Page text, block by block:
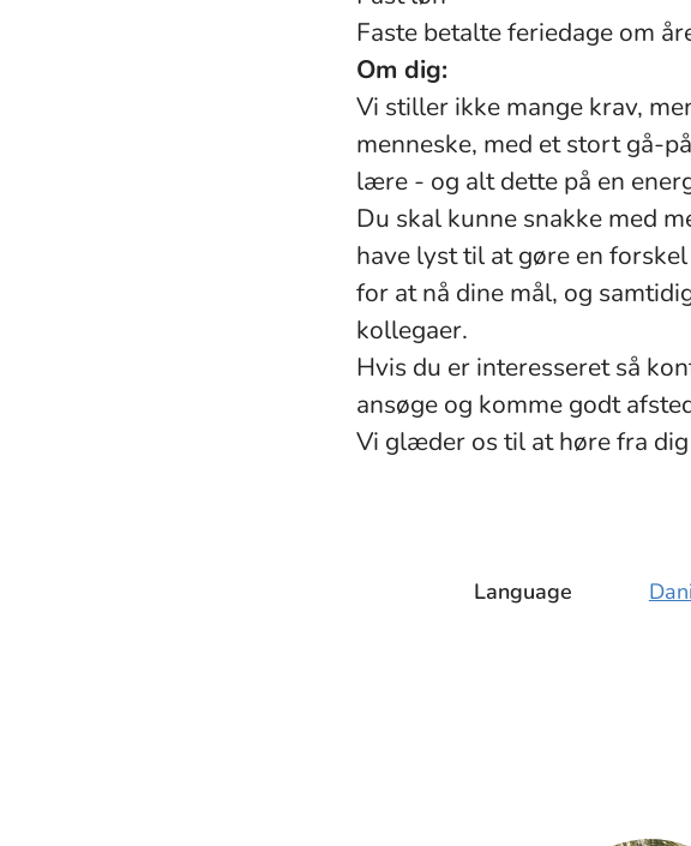
Faste betalte feriedage om
Om dig:
Vi stiller ikke mange krav,
menneske, med et stort gå-
lære - og alt dette på en
Du skal kunne snakke med
have lyst til at gøre en
for at nå dine mål, og
kollegaer.
Hvis du er interesseret så
ansøge og komme godt
Vi glæder os til at høre fra dig
Language